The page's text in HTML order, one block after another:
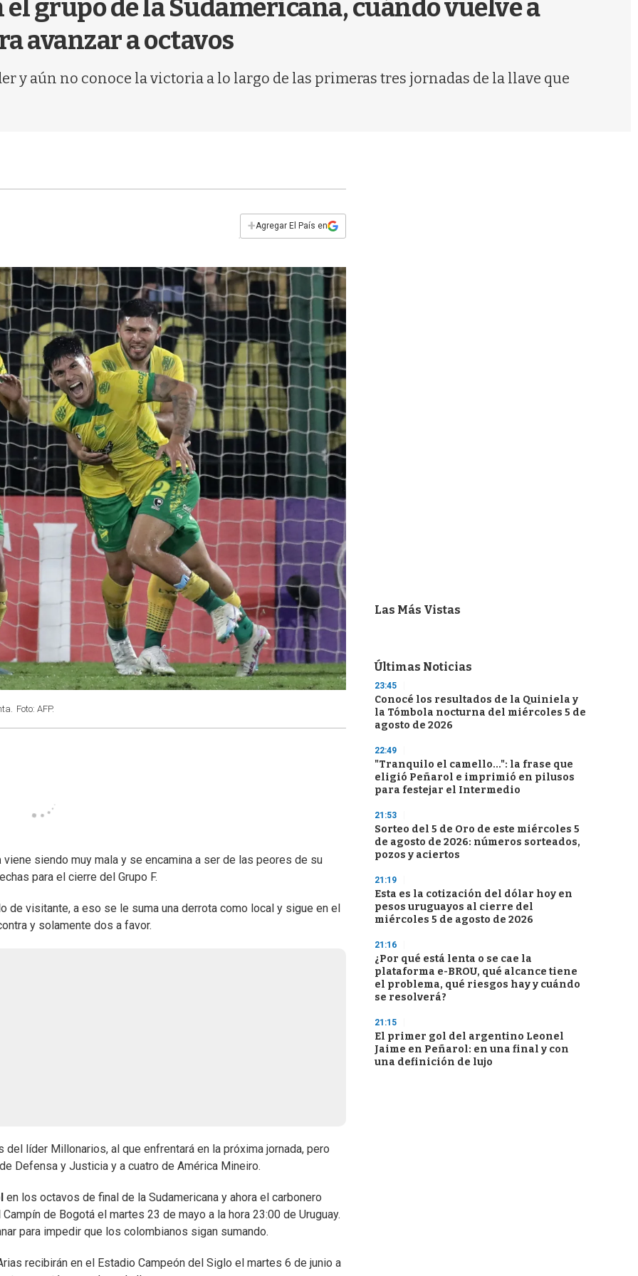
el grupo de la Sudamericana, cuándo vuelve a
avanzar a octavos
y aún no conoce la victoria a lo largo de las primeras tres jornadas de la llave que
+Agregar El País en
Foto: AFP.
viene siendo muy mala y se encamina a ser de las peores de su
para el cierre del Grupo F.
de visitante, a eso se le suma una derrota como local y sigue en el
y solamente dos a favor.
líder Millonarios, al que enfrentará en la próxima jornada, pero
Defensa y Justicia y a cuatro de América Mineiro.
en los octavos de final de la Sudamericana y ahora el carbonero
de Bogotá el martes 23 de mayo a la hora 23:00 de Uruguay.
para impedir que los colombianos sigan sumando.
recibirán en el Estadio Campeón del Siglo el martes 6 de junio a
Las Más Vistas
Últimas Noticias
23:45
Conocé los resultados de la Quiniela y
la Tómbola nocturna del miércoles 5 de
agosto de 2026
22:49
"Tranquilo el camello...": la frase que
eligió Peñarol e imprimió en pilusos
para festejar el Intermedio
21:53
Sorteo del 5 de Oro de este miércoles 5
de agosto de 2026: números sorteados,
pozos y aciertos
21:19
Esta es la cotización del dólar hoy en
pesos uruguayos al cierre del
miércoles 5 de agosto de 2026
21:16
¿Por qué está lenta o se cae la
plataforma e-BROU, qué alcance tiene
el problema, qué riesgos hay y cuándo
se resolverá?
21:15
El primer gol del argentino Leonel
Jaime en Peñarol: en una final y con
una definición de lujo